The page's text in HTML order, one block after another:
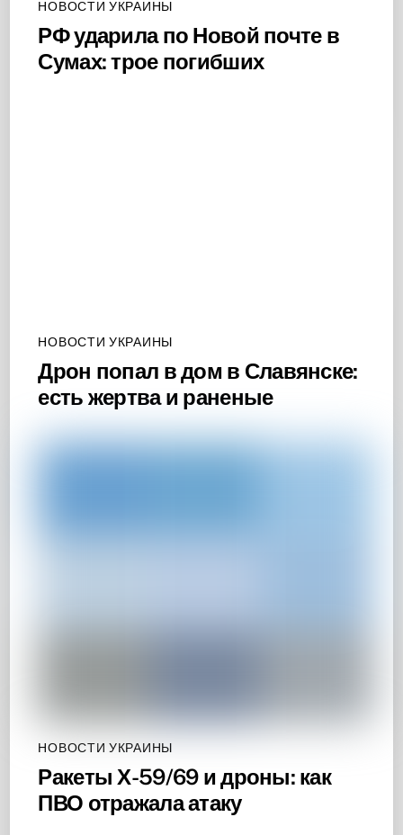
НОВОСТИ УКРАИНЫ
РФ ударила по Новой почте в
Сумах: трое погибших
НОВОСТИ УКРАИНЫ
Дрон попал в дом в Славянске:
есть жертва и раненые
НОВОСТИ УКРАИНЫ
Ракеты Х-59/69 и дроны: как
ПВО отражала атаку